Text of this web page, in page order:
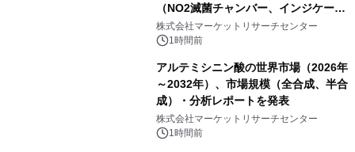
（NO2滅菌チャンバー、インジケータ
ーおよびモニタリングシステム、その
他）・分析レポートを発表
株式会社マーケットリサーチセンター
1時間前
アルテミシニン酸の世界市場（2026年
～2032年）、市場規模（全合成、半合
成）・分析レポートを発表
株式会社マーケットリサーチセンター
1時間前